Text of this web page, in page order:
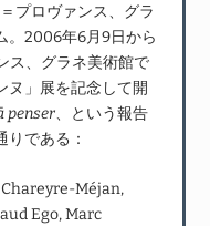
プロヴァンス、グラ
。2006年6月9日から
ス、グラネ美術館で
ヌ」展を記念して開
penser、という報告
である：
Méjan,
Ego, Marc